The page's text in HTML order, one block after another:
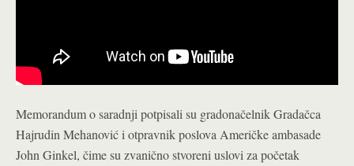
Memorandum o saradnji potpisali su gradonačelnik Gradačca
Hajrudin Mehanović i otpravnik poslova Američke ambasade
John Ginkel, čime su zvanično stvoreni uslovi za početak